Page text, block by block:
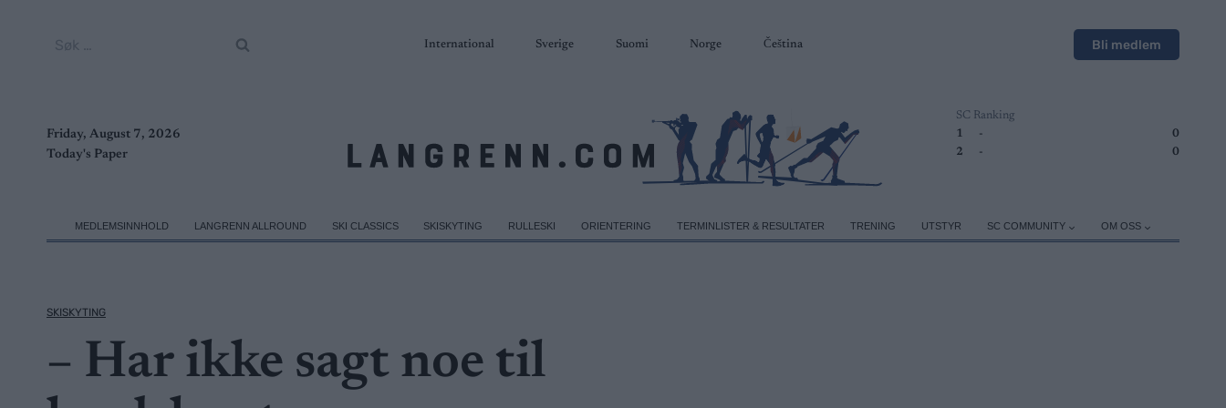
International Sverige Suomi Norge Čeština Bli medlem
Friday, August 7, 2026
Today's Paper
SC Ranking
1
-
0
2
- 0
MEDLEMSINNHOLD LANGRENN ALLROUND SKI CLASSICS SKISKYTING RULLESKI ORIENTERING TERMINLISTER & RESULTATER TRENING UTSTYR SC COMMUNITY OM OSS
SKISKYTING
– Har ikke sagt noe til